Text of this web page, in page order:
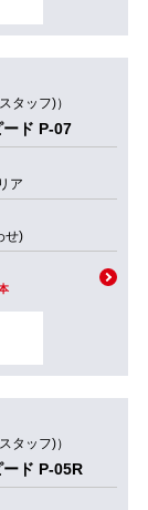
タッフ)）
ド P-07
ア
せ)
タッフ)）
ド P-05R